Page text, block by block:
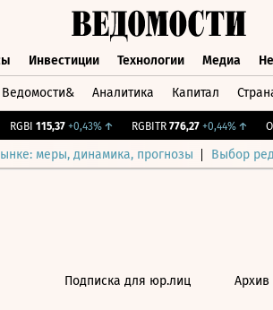
Инвестиции Технологии Медиа
Ведомости& Аналитика Капитал
RGBI 115,37 +0,43%↑ RGBITR 776,27 +0,44%↑
меры, динамика, прогнозы Выбор
Подписка для юр.лиц Архив